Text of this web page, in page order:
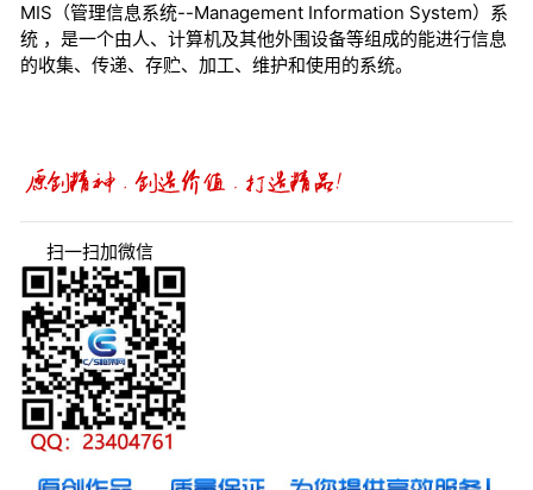
MIS（管理信息系统--Management Information System）系
统 ，是一个由人、计算机及其他外围设备等组成的能进行信息
的收集、传递、存贮、加工、维护和使用的系统。
扫一扫加微信